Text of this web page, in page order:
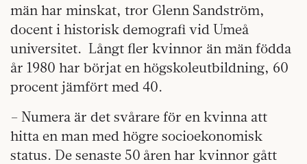
män har minskat, tror Glenn Sandström,
docent i historisk demografi vid Umeå
universitet. Långt fler kvinnor än män födda
år 1980 har börjat en högskoleutbildning, 60
procent jämfört med 40.
– Numera är det svårare för en kvinna att
hitta en man med högre socioekonomisk
status. De senaste 50 åren har kvinnor gått